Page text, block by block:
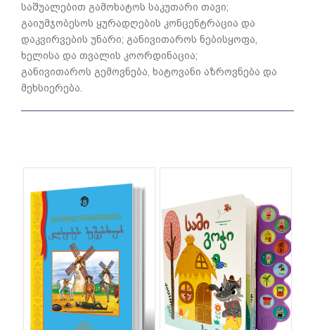
საშუალებით გამოხატოს საკუთარი თავი;
გაიუმჯობესოს ყურადღების კონცენტრაცია და
დაკვირვების უნარი; განივითაროს ნებისყოფა,
ხელისა და თვალის კოორდინაცია;
განივითაროს გემოვნება, ხატოვანი აზროვნება და
მეხსიერება.